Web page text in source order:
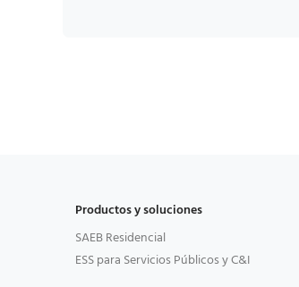
Productos y soluciones
SAEB Residencial
ESS para Servicios Públicos y C&I